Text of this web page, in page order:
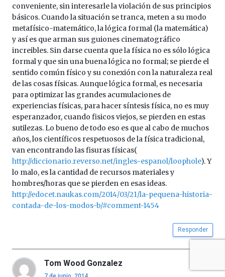
conveniente, sin interesarle la violación de sus principios
básicos. Cuando la situación se tranca, meten a su modo
metafísico-matemático, la lógica formal (la matemática)
y así es que arman sus guiones cinematográfico
increibles. Sin darse cuenta que la física no es sólo lógica
formal y que sin una buena lógica no formal; se pierde el
sentido común físico y su conexión con la naturaleza real
de las cosas físicas. Aunque lógica formal, es necesaria
para optimizar las grandes acumulaciones de
experiencias físicas, para hacer síntesis física, no es muy
esperanzador, cuando fisicos viejos, se pierden en estas
sutilezas. Lo bueno de todo eso es que al cabo de muchos
años, los científicos respetuosos de la física tradicional,
van encontrando las fisuras físicas(
http://diccionario.reverso.net/ingles-espanol/loophole). Y
lo malo, es la cantidad de recursos materiales y
hombres/horas que se pierden en esas ideas.
http://edocet.naukas.com/2014/03/21/la-pequena-historia-
contada-de-los-modos-b/#comment-1454
Responder
Tom Wood Gonzalez